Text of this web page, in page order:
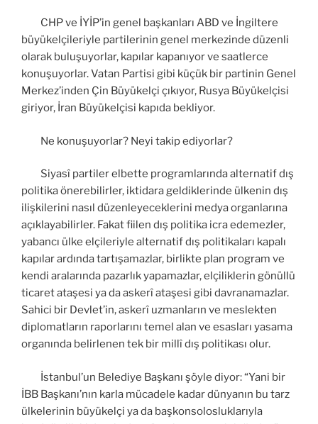
CHP ve İYİP’in genel başkanları ABD ve İngiltere
büyükelçileriyle partilerinin genel merkezinde düzenli
olarak buluşuyorlar, kapılar kapanıyor ve saatlerce
konuşuyorlar. Vatan Partisi gibi küçük bir partinin Genel
Merkez’inden Çin Büyükelçi çıkıyor, Rusya Büyükelçisi
giriyor, İran Büyükelçisi kapıda bekliyor.
Ne konuşuyorlar? Neyi takip ediyorlar?
Siyasî partiler elbette programlarında alternatif dış
politika önerebilirler, iktidara geldiklerinde ülkenin dış
ilişkilerini nasıl düzenleyeceklerini medya organlarına
açıklayabilirler. Fakat fiilen dış politika icra edemezler,
yabancı ülke elçileriyle alternatif dış politikaları kapalı
kapılar ardında tartışamazlar, birlikte plan program ve
kendi aralarında pazarlık yapamazlar, elçiliklerin gönüllü
ticaret ataşesi ya da askerî ataşesi gibi davranamazlar.
Sahici bir Devlet’in, askerî uzmanların ve meslekten
diplomatların raporlarını temel alan ve esasları yasama
organında belirlenen tek bir millî dış politikası olur.
İstanbul’un Belediye Başkanı şöyle diyor: “Yani bir
İBB Başkanı’nın karla mücadele kadar dünyanın bu tarz
ülkelerinin büyükelçi ya da başkonsolosluklarıyla